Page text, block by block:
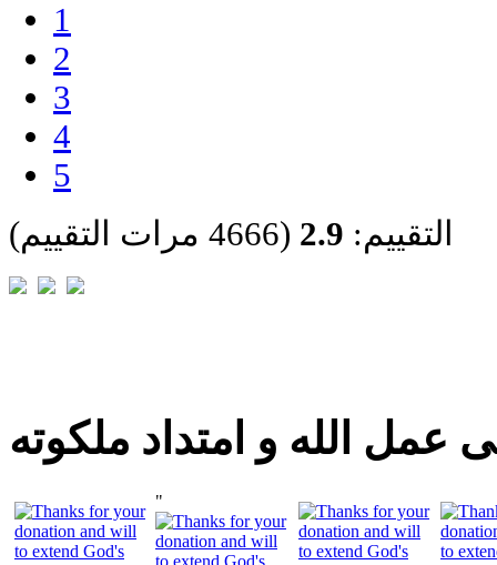
1
2
3
4
5
التقييم: 2.9 (4666 مرات التقييم)
عمل الله و امتداد ملكوته
"